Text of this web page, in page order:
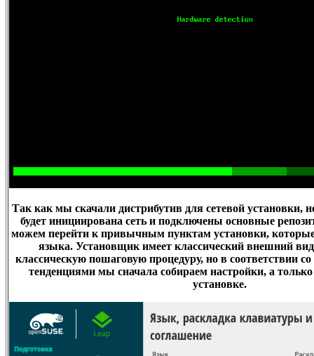
Так как мы скачали дистрибутив для сетевой установки,
будет инициирована сеть и подключены основные
можем перейти к привычным пунктам установки,
языка. Установщик имеет классический внешний вид
классическую пошаговую процедуру, но в соответствии
тенденциями мы сначала собираем настройки, а
установке.